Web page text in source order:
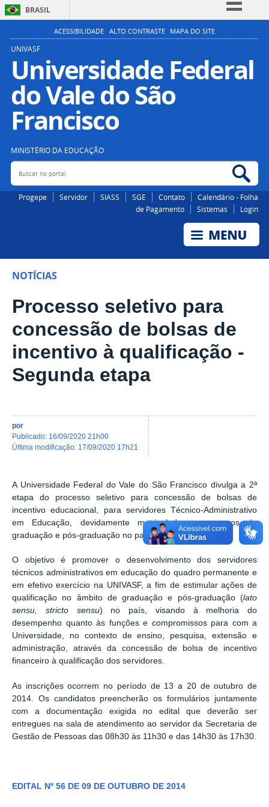
BRASIL
Simplifique!
Participe
Acesso à informação
Legislação
ACESSIBILIDADE ALTO CONTRASTE MAPA DO SITE
UNIVASF
Universidade Federal
do Vale do São
Francisco
MINISTÉRIO DA EDUCAÇÃO
Buscar no portal
Progepe Servidor SIASS SGE Contato
Calendário - Folha
de Pagamento
Sistemas Login
NOTÍCIAS
Processo seletivo para
concessão de bolsas de
incentivo à qualificação -
Segunda etapa
por
publicado: 16/09/2020 21h00
última modificação: 17/09/2020 17h21
A Universidade Federal do Vale do São Francisco divulga a 2ª
etapa do processo seletivo para concessão de bolsas de
incentivo educacional, para servidores Técnico-Administrativo
em Educação, devidamente matriculados em cursos de
graduação e pós-graduação no país.
O objetivo é promover o desenvolvimento dos servidores
técnicos administrativos em educação do quadro permanente e
em efetivo exercício na UNIVASF, a fim de estimular ações de
qualificação no âmbito de graduação e pós-graduação (lato
sensu, stricto sensu) no país, visando à melhoria do
desempenho quanto às funções e compromissos para com a
Universidade, no contexto de ensino, pesquisa, extensão e
administração, através da concessão de bolsa de incentivo
financeiro à qualificação dos servidores.
As inscrições ocorrem no período de 13 a 20 de outubro de
2014. Os candidatos preencherão os formulários juntamente
com a documentação exigida no edital que deverão ser
entregues na sala de atendimento ao servidor da Secretaria de
Gestão de Pessoas das 08h30 às 11h30 e das 14h30 às 17h30.
EDITAL Nº 56 DE 09 DE OUTUBRO DE 2014